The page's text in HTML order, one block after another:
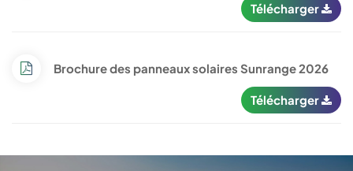
Télécharger
Brochure des panneaux solaires Sunrange 2026
Télécharger